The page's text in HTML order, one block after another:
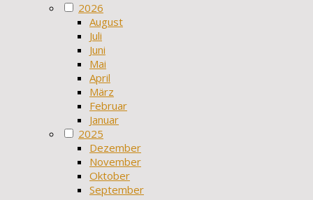
2026
August
Juli
Juni
Mai
April
März
Februar
Januar
2025
Dezember
November
Oktober
September